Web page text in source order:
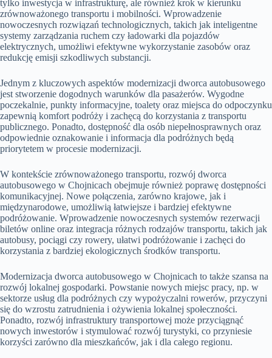
tylko inwestycja w infrastrukturę, ale również krok w kierunku
zrównoważonego transportu i mobilności. Wprowadzenie
nowoczesnych rozwiązań technologicznych, takich jak inteligentne
systemy zarządzania ruchem czy ładowarki dla pojazdów
elektrycznych, umożliwi efektywne wykorzystanie zasobów oraz
redukcję emisji szkodliwych substancji.
Jednym z kluczowych aspektów modernizacji dworca autobusowego
jest stworzenie dogodnych warunków dla pasażerów. Wygodne
poczekalnie, punkty informacyjne, toalety oraz miejsca do odpoczynku
zapewnią komfort podróży i zachęcą do korzystania z transportu
publicznego. Ponadto, dostępność dla osób niepełnosprawnych oraz
odpowiednie oznakowanie i informacja dla podróżnych będą
priorytetem w procesie modernizacji.
W kontekście zrównoważonego transportu, rozwój dworca
autobusowego w Chojnicach obejmuje również poprawę dostępności
komunikacyjnej. Nowe połączenia, zarówno krajowe, jak i
międzynarodowe, umożliwią łatwiejsze i bardziej efektywne
podróżowanie. Wprowadzenie nowoczesnych systemów rezerwacji
biletów online oraz integracja różnych rodzajów transportu, takich jak
autobusy, pociągi czy rowery, ułatwi podróżowanie i zachęci do
korzystania z bardziej ekologicznych środków transportu.
Modernizacja dworca autobusowego w Chojnicach to także szansa na
rozwój lokalnej gospodarki. Powstanie nowych miejsc pracy, np. w
sektorze usług dla podróżnych czy wypożyczalni rowerów, przyczyni
się do wzrostu zatrudnienia i ożywienia lokalnej społeczności.
Ponadto, rozwój infrastruktury transportowej może przyciągnąć
nowych inwestorów i stymulować rozwój turystyki, co przyniesie
korzyści zarówno dla mieszkańców, jak i dla całego regionu.